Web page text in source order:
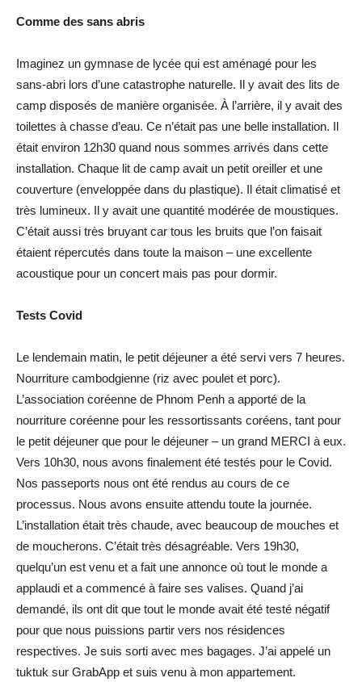
Comme des sans abris
Imaginez un gymnase de lycée qui est aménagé pour les
sans-abri lors d’une catastrophe naturelle. Il y avait des lits de
camp disposés de manière organisée. À l’arrière, il y avait des
toilettes à chasse d’eau. Ce n’était pas une belle installation. Il
était environ 12h30 quand nous sommes arrivés dans cette
installation. Chaque lit de camp avait un petit oreiller et une
couverture (enveloppée dans du plastique). Il était climatisé et
très lumineux. Il y avait une quantité modérée de moustiques.
C’était aussi très bruyant car tous les bruits que l’on faisait
étaient répercutés dans toute la maison – une excellente
acoustique pour un concert mais pas pour dormir.
Tests Covid
Le lendemain matin, le petit déjeuner a été servi vers 7 heures.
Nourriture cambodgienne (riz avec poulet et porc).
L’association coréenne de Phnom Penh a apporté de la
nourriture coréenne pour les ressortissants coréens, tant pour
le petit déjeuner que pour le déjeuner – un grand MERCI à eux.
Vers 10h30, nous avons finalement été testés pour le Covid.
Nos passeports nous ont été rendus au cours de ce
processus. Nous avons ensuite attendu toute la journée.
L’installation était très chaude, avec beaucoup de mouches et
de moucherons. C’était très désagréable. Vers 19h30,
quelqu’un est venu et a fait une annonce où tout le monde a
applaudi et a commencé à faire ses valises. Quand j’ai
demandé, ils ont dit que tout le monde avait été testé négatif
pour que nous puissions partir vers nos résidences
respectives. Je suis sorti avec mes bagages. J’ai appelé un
tuktuk sur GrabApp et suis venu à mon appartement.